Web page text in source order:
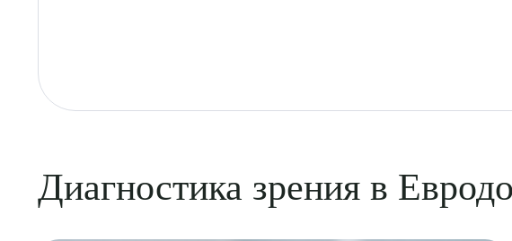
Диагностика зрения в
Выберите